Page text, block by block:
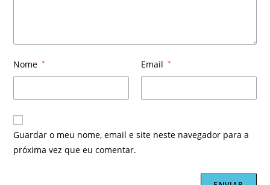
Nome * Email *
Guardar o meu nome, email e site neste navegador para a
próxima vez que eu comentar.